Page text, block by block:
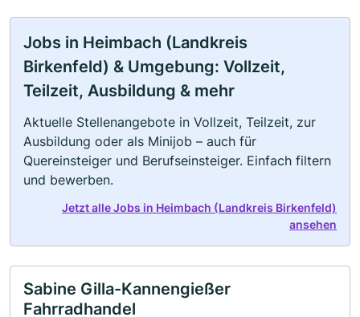
Jobs in Heimbach (Landkreis
Birkenfeld) & Umgebung: Vollzeit,
Teilzeit, Ausbildung & mehr
Aktuelle Stellenangebote in Vollzeit, Teilzeit, zur
Ausbildung oder als Minijob – auch für
Quereinsteiger und Berufseinsteiger. Einfach filtern
und bewerben.
Jetzt alle Jobs in Heimbach (Landkreis Birkenfeld)
ansehen
Sabine Gilla-Kannengießer
Fahrradhandel